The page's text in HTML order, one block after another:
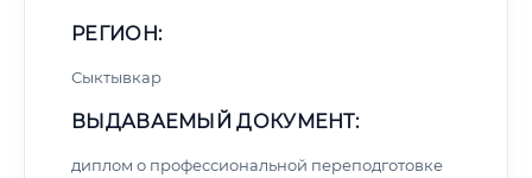
РЕГИОН:
Сыктывкар
ВЫДАВАЕМЫЙ ДОКУМЕНТ:
диплом о профессиональной переподготовке